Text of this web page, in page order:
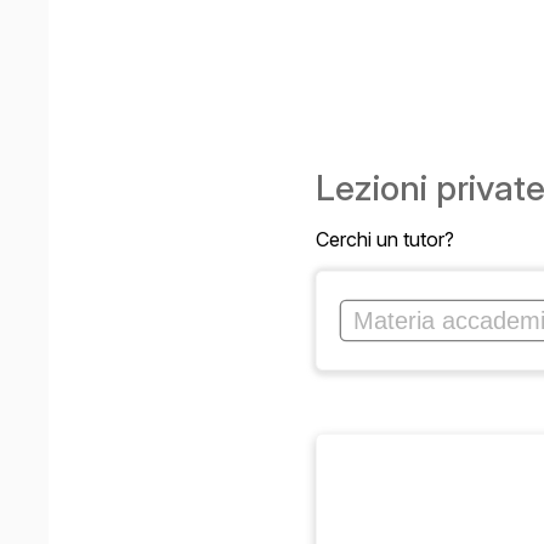
Lezioni
Cerchi un tutor?